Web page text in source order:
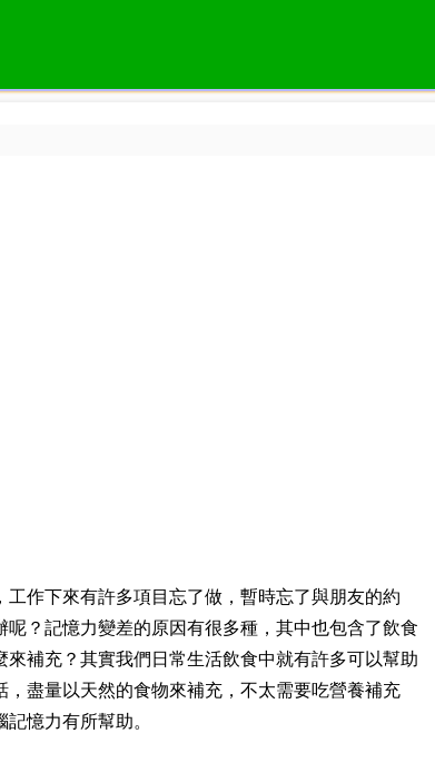
作下來有許多項目忘了做，暫時忘了與朋友的約
？記憶力變差的原因有很多種，其中也包含了飲食
補充？其實我們日常生活飲食中就有許多可以幫助
盡量以天然的食物來補充，不太需要吃營養補充
憶力有所幫助。